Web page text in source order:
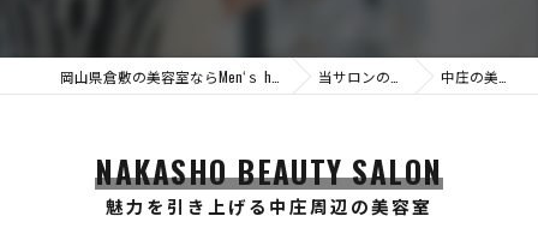
当サロンの特徴 中庄の美容室
魅力を引き上げる中庄周辺の美容室
NAKASHO BEAUTY SALON